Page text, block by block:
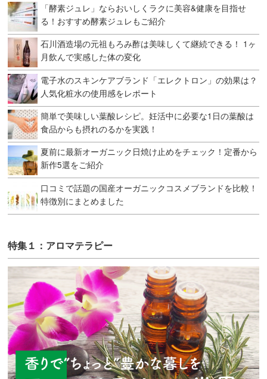
「酵素ジュレ」ならおいしくラクに美容&健康を目指せ
る！おすすめ酵素ジュレもご紹介
石川酒造場の元祖もろみ酢は美味しくて継続できる！ 1ヶ
月飲んで実感した体の変化
電子水のスキンケアブランド「エレクトロン」の効果は？
人気化粧水の使用感をレポート
簡単で美味しい葉酸レシピ。妊活中に必要な1日の葉酸は
食品からも摂れのるかを実践！
夏前に最新オーガニック日焼け止めをチェック！定番から
新作5選をご紹介
口コミで話題の国産オーガニックコスメブランドを比較！
特徴別にまとめました
特集１：アロマテラピー